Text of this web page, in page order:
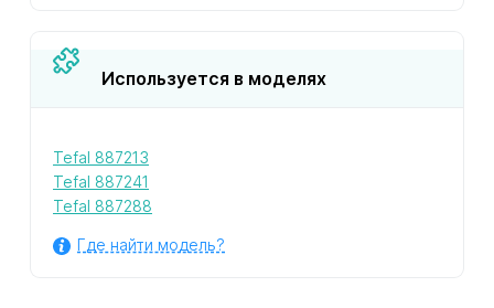
Используется в моделях
Tefal 887213
Tefal 887241
Tefal 887288
Где найти модель?